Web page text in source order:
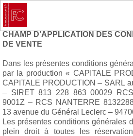
Conditions
CHAMP D’APPLICATION DES
DE VENTE
Dans les présentes conditions
par la production « CAPITALE
CAPITALE PRODUCTION – SARL
– SIRET 813 228 863 00029
9001Z – RCS NANTERRE
13 avenue du Général Leclerc –
Les présentes conditions générales
plein droit à toutes les